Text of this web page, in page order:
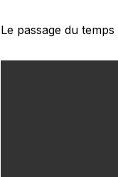
Le passage du